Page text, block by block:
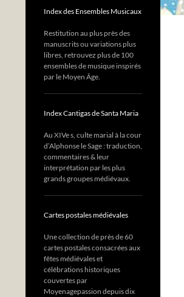
Index des Ensembles Musicaux
Restitution au plus près des
manuscrits ou variations plus
libres, retrouvez plus de 100
ensembles de musique inspirés
par le Moyen Âge.
Index Cantigas de Santa Maria
Au XIVe s, culte marial à la cour
d’Alphonse le Sage : traduction,
commentaires & leur
interprétation par les plus
grands groupes médiévaux.
Cartes postales médiévales
Une collection de près de 60
cartes postales consacrées aux
fêtes médiévales et
célébrations historiques
couvertes par
Moyenagepassion depuis dix